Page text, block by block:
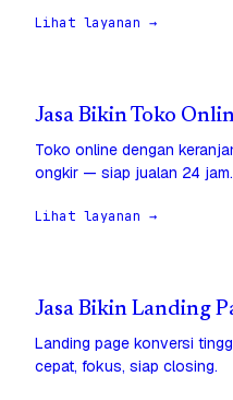
Lihat layanan →
Jasa Bikin Toko
Toko online dengan
ongkir — siap jualan 24 jam.
Lihat layanan →
Jasa Bikin Landing
Landing page konversi
cepat, fokus, siap closing.